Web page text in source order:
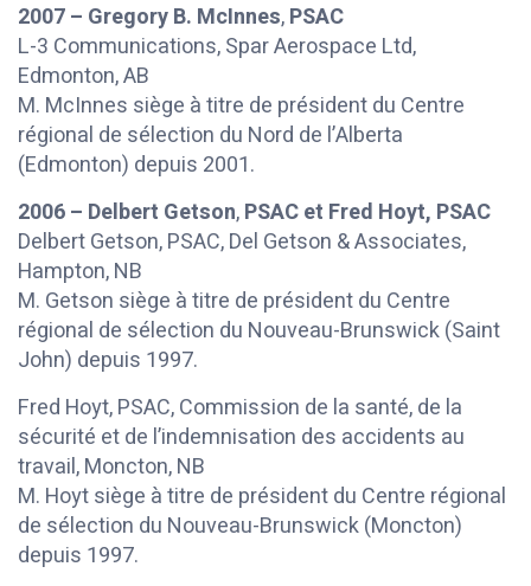
2007 – Gregory B. McInnes,PSAC
L-3 Communications, Spar Aerospace Ltd,
Edmonton, AB
M. McInnes siège à titre de président du Centre
régional de sélection du Nord de l’Alberta
(Edmonton) depuis 2001.
2006 – Delbert Getson,PSAC et Fred Hoyt, PSAC
Delbert Getson, PSAC, Del Getson & Associates,
Hampton, NB
M. Getson siège à titre de président du Centre
régional de sélection du Nouveau-Brunswick (Saint
John) depuis 1997.
Fred Hoyt, PSAC, Commission de la santé, de la
sécurité et de l’indemnisation des accidents au
travail, Moncton, NB
M. Hoyt siège à titre de président du Centre régional
de sélection du Nouveau-Brunswick (Moncton)
depuis 1997.